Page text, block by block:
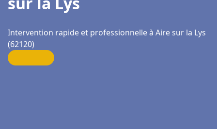
Intervention rapide et professionnelle à Aire sur la Lys
(62120)